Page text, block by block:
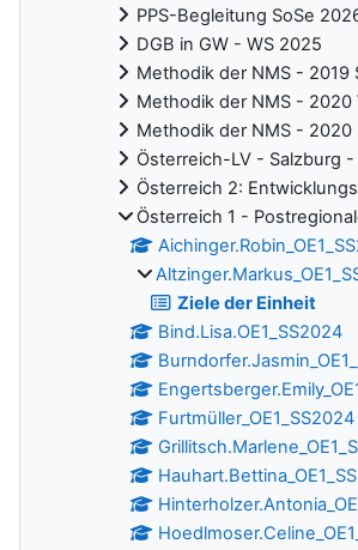
PPS-Begleitung SoSe
DGB in GW - WS 2025
Methodik der NMS - 2019
Methodik der NMS - 2020
Methodik der NMS - 2020
Österreich-LV - Salzburg -
Österreich 2:
Österreich 1 -
Ziele der Einheit
Bind.Lisa.OE1_SS2024
Furtmüller_OE1_SS2024